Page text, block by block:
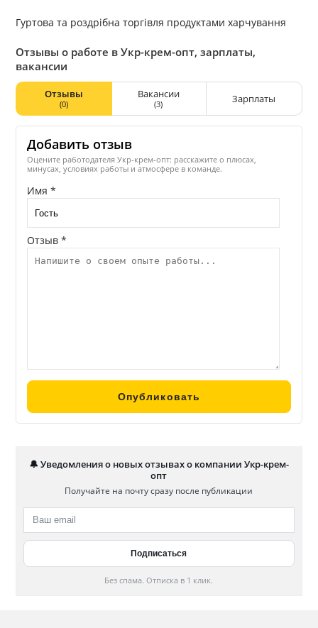
Гуртова та роздрібна торгівля продуктами харчування
Отзывы о работе в Укр-крем-опт, зарплаты,
вакансии
Отзывы
(0)
Вакансии
(3) Зарплаты
Добавить отзыв
Оцените работодателя Укр-крем-опт: расскажите о плюсах,
минусах, условиях работы и атмосфере в команде.
Имя *
Отзыв *
🔔 Уведомления о новых отзывах о компании Укр-крем-
опт
Получайте на почту сразу после публикации
Без спама. Отписка в 1 клик.